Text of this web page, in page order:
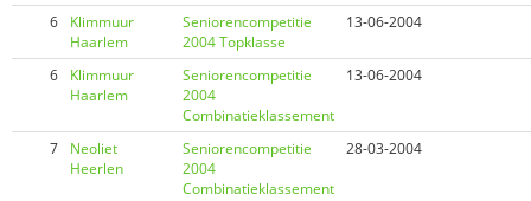
6
Klimmuur
Haarlem
Seniorencompetitie
2004 Topklasse
13-06-2004
6
Klimmuur
Haarlem
Seniorencompetitie
2004
Combinatieklassement
13-06-2004
7
Neoliet
Heerlen
Seniorencompetitie
2004
Combinatieklassement
28-03-2004